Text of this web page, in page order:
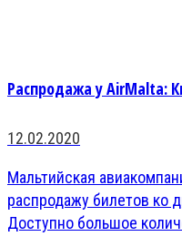
Распродажа у AirMalta:
12.02.2020
Мальтийская
распродажу билетов ко
Доступно большое